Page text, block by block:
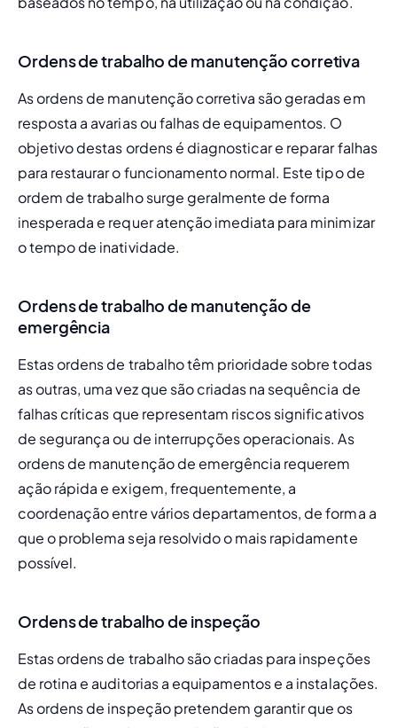
Ordens de trabalho de manutenção corretiva
As ordens de manutenção corretiva são geradas em
resposta a avarias ou falhas de equipamentos. O
objetivo destas ordens é diagnosticar e reparar falhas
para restaurar o funcionamento normal. Este tipo de
ordem de trabalho surge geralmente de forma
inesperada e requer atenção imediata para minimizar
o tempo de inatividade.
Ordens de trabalho de manutenção de
emergência
Estas ordens de trabalho têm prioridade sobre todas
as outras, uma vez que são criadas na sequência de
falhas críticas que representam riscos significativos
de segurança ou de interrupções operacionais. As
ordens de manutenção de emergência requerem
ação rápida e exigem, frequentemente, a
coordenação entre vários departamentos, de forma a
que o problema seja resolvido o mais rapidamente
possível.
Ordens de trabalho de inspeção
Estas ordens de trabalho são criadas para inspeções
de rotina e auditorias a equipamentos e a instalações.
As ordens de inspeção pretendem garantir que os